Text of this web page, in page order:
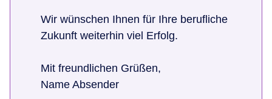
Wir wünschen Ihnen für Ihre berufliche
Zukunft weiterhin viel Erfolg.
Mit freundlichen Grüßen,
Name Absender